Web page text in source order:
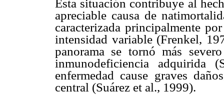
Esta situación contribuye al
apreciable causa de
caracterizada principalmente
intensidad variable (Frenkel,
panorama se tornó más
inmunodeficiencia adquirida
enfermedad cause graves
central (Suárez et al., 1999).